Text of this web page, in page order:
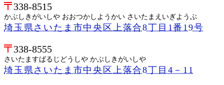
338-8515
かぶしきがいしや おおつかしようかい さいたまえいぎようぶ
埼玉県さいたま市中央区上落合8丁目1番19号
338-8555
さいたますばるじどうしや かぶしきがいしや
埼玉県さいたま市中央区上落合8丁目4－11